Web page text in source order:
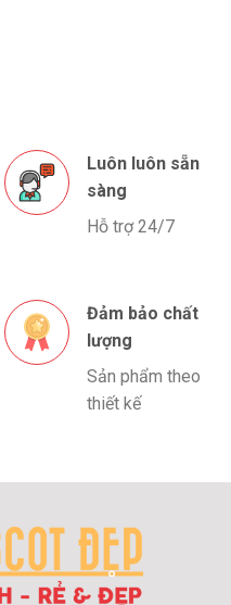
Luôn luôn sẵn
sàng
Hỗ trợ 24/7
Đảm bảo chất
lượng
Sản phẩm theo
thiết kế